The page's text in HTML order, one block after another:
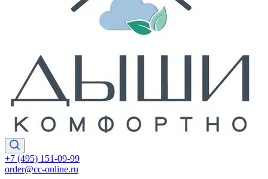
+7 (495) 151-09-99
order@cc-online.ru